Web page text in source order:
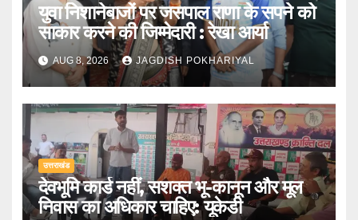
युवा निशानेबाजों पर जसपाल राणा के सपने को
साकार करने की जिम्मेदारी : रेखा आर्या
AUG 8, 2026 JAGDISH POKHARIYAL
उत्तराखंड
देवभूमि कार्ड नहीं, सशक्त भू-कानून और मूल
निवास का अधिकार चाहिए: यूकेडी